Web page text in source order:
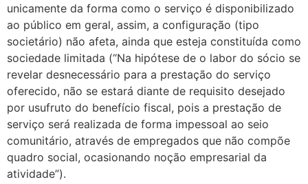
unicamente da forma como o serviço é disponibilizado
ao público em geral, assim, a configuração (tipo
societário) não afeta, ainda que esteja constituída como
sociedade limitada (“Na hipótese de o labor do sócio se
revelar desnecessário para a prestação do serviço
oferecido, não se estará diante de requisito desejado
por usufruto do benefício fiscal, pois a prestação de
serviço será realizada de forma impessoal ao seio
comunitário, através de empregados que não compõe
quadro social, ocasionando noção empresarial da
atividade”).